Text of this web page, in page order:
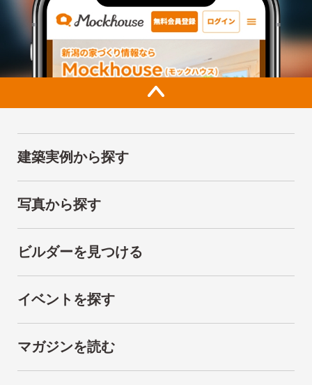
建築実例から探す
写真から探す
ビルダーを見つける
イベントを探す
マガジンを読む